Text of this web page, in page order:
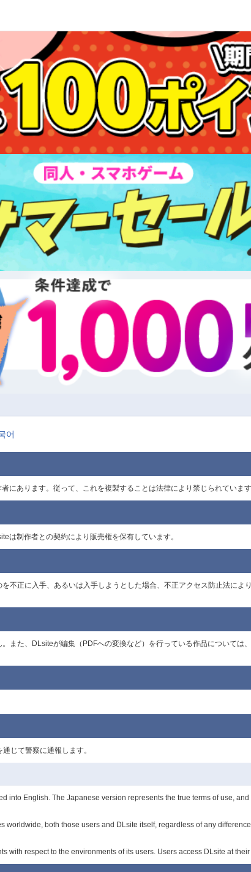
어
にあります。従って、これを複製することは法律により禁じられています
は制作者との契約により販売権を保有しています。
不正に入手、あるいは入手しようとした場合、不正アクセス防止法に
また、DLsiteが編集（PDFへの変換など）を行っている作品について
じて警察に通報します。
into English. The Japanese version represents the true terms of use,
both those users and DLsite itself, regardless of any
with respect to the environments of its users. Users access DLsite at